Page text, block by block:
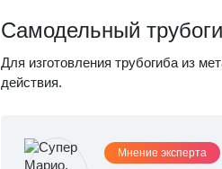
Самодельный
Для изготовления трубогиба из
действия.
Мнение эксперта